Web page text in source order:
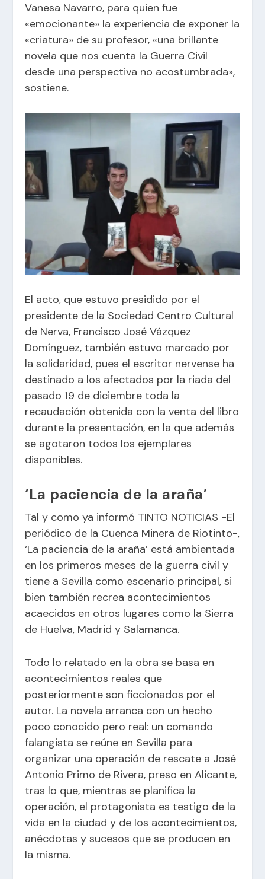
Vanesa Navarro, para quien fue
«emocionante» la experiencia de exponer la
«criatura» de su profesor, «una brillante
novela que nos cuenta la Guerra Civil
desde una perspectiva no acostumbrada»,
sostiene.
El acto, que estuvo presidido por el
presidente de la Sociedad Centro Cultural
de Nerva, Francisco José Vázquez
Domínguez, también estuvo marcado por
la solidaridad, pues el escritor nervense ha
destinado a los afectados por la riada del
pasado 19 de diciembre toda la
recaudación obtenida con la venta del libro
durante la presentación, en la que además
se agotaron todos los ejemplares
disponibles.
‘La paciencia de la araña’
Tal y como ya informó TINTO NOTICIAS -El
periódico de la Cuenca Minera de Riotinto-,
‘La paciencia de la araña’ está ambientada
en los primeros meses de la guerra civil y
tiene a Sevilla como escenario principal, si
bien también recrea acontecimientos
acaecidos en otros lugares como la Sierra
de Huelva, Madrid y Salamanca.
Todo lo relatado en la obra se basa en
acontecimientos reales que
posteriormente son ficcionados por el
autor. La novela arranca con un hecho
poco conocido pero real: un comando
falangista se reúne en Sevilla para
organizar una operación de rescate a José
Antonio Primo de Rivera, preso en Alicante,
tras lo que, mientras se planifica la
operación, el protagonista es testigo de la
vida en la ciudad y de los acontecimientos,
anécdotas y sucesos que se producen en
la misma.